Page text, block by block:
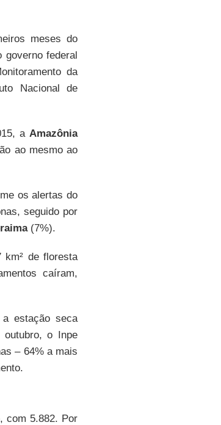
meses do
governo federal
da
Nacional de
a Amazônia
ao mesmo ao
os alertas do
seguido por
(7%).
km² de floresta
caíram,
estação seca
o Inpe
– 64% a mais
com 5.882. Por